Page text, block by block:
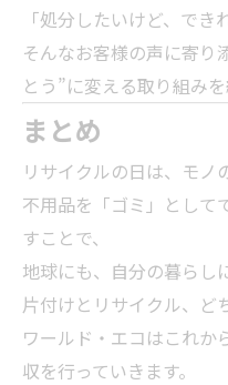
「処分したいけど、でき
そんなお客様の声に寄り
とう”に変える取り組みを
まとめ
リサイクルの日は、モノ
不用品を「ゴミ」として
すことで、
地球にも、自分の暮らし
片付けとリサイクル、ど
ワールド・エコはこれか
収を行っていきます。